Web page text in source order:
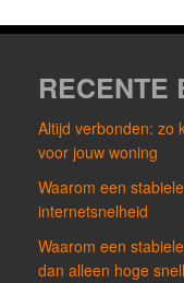
RECENTE
Altijd verbonden: zo
voor jouw woning
Waarom een
internetsnelheid
Waarom een
dan alleen hoge